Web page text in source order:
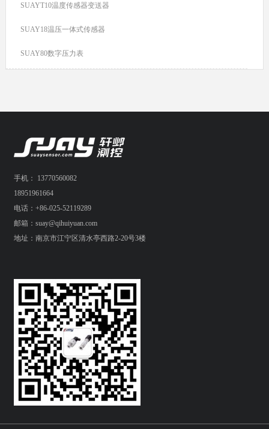
SUAYT10温度传感器变送器
SUAY18温压一体式传感器
SUAY80数字压力表
手机： 13770560082
18951961664
电话：+86-025-52119289
邮箱：suay@qihuiyuan.com
地址：南京市江宁区清水亭西路2-20号3楼